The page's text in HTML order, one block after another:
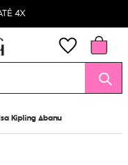
4X
Kipling Abanu